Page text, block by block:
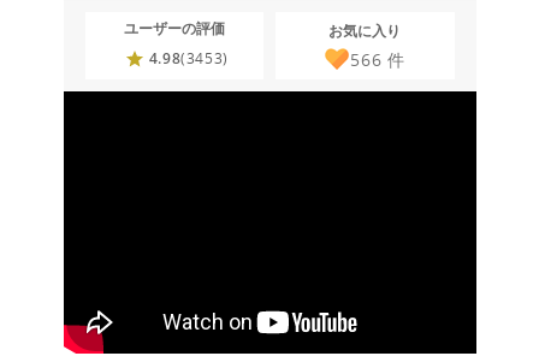
ユーザーの評価
4.98(3453)
お気に入り
566 件